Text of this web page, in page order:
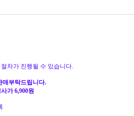
차가 진행될 수 있습니다.
매부탁드립니다.
가 6,900원